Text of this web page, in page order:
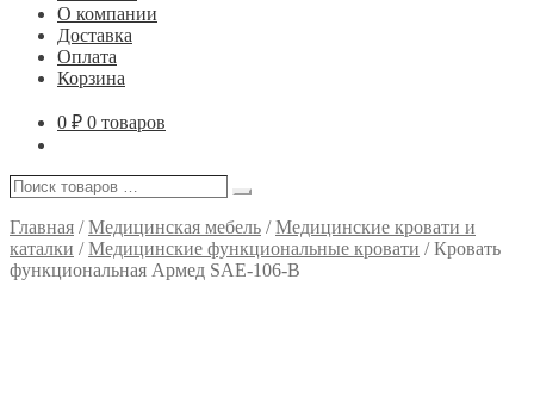
О компании
Доставка
Оплата
Корзина
0 ₽ 0 товаров
Поиск
…
Поиск
Главная /Медицинская мебель /Медицинские кровати и
каталки /Медицинские функциональные кровати /Кровать
функциональная Армед SAE-106-B